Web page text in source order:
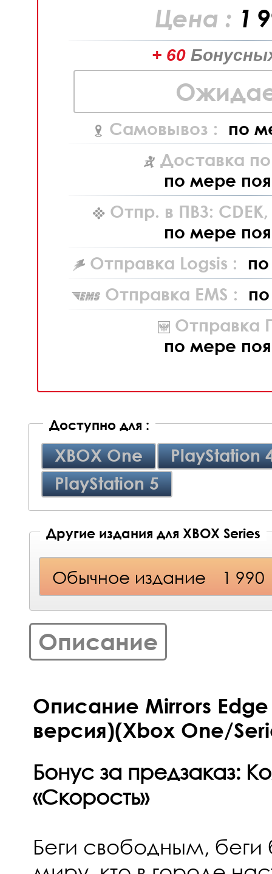
Цена : 1
+ 60
Самовывоз : по
Доставка
по мере
Отпр. в ПВЗ: CDEK,
по мере
Отправка Logsis :
Отправка EMS :
Отправка
по мере
Доступно для :
XBOX One
PlayStation
PlayStation 5
Другие издания для XBOX Series
Обычное издание 1 990
Описание
Описание Mirrors
версия)(Xbox One/
Бонус за предзаказ:
«Скорость»
Беги свободным,